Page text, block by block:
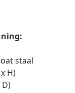
staal
H)